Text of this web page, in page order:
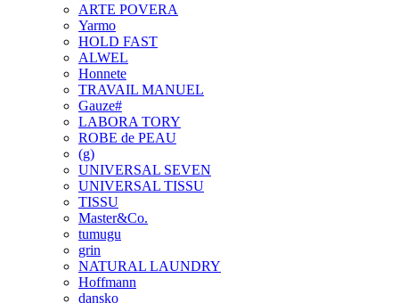
ARTE POVERA
Yarmo
HOLD FAST
ALWEL
Honnete
TRAVAIL MANUEL
Gauze#
LABORA TORY
ROBE de PEAU
(g)
UNIVERSAL SEVEN
UNIVERSAL TISSU
TISSU
Master&Co.
tumugu
grin
NATURAL LAUNDRY
Hoffmann
dansko